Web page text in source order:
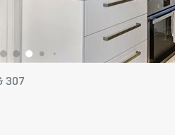
307